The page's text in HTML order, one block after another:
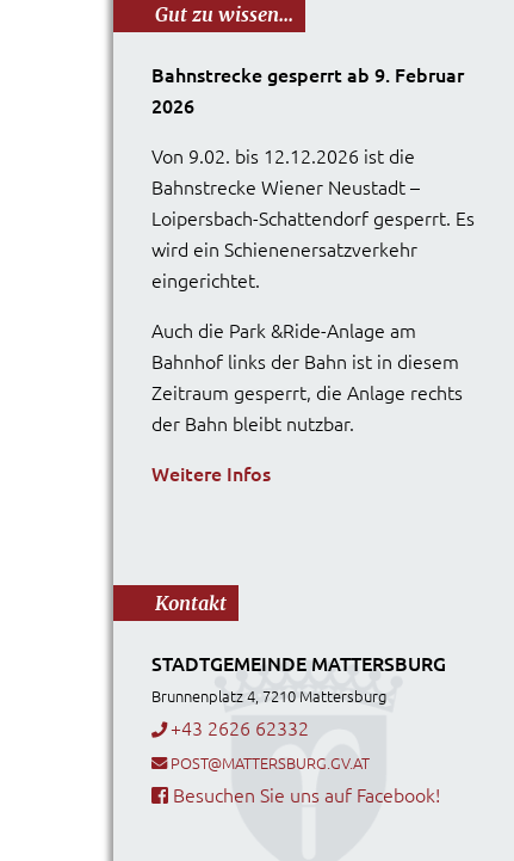
Gut zu wissen...
Bahnstrecke gesperrt ab 9. Februar
2026
Von 9.02. bis 12.12.2026 ist die
Bahnstrecke Wiener Neustadt –
Loipersbach-Schattendorf gesperrt. Es
wird ein Schienenersatzverkehr
eingerichtet.
Auch die Park &Ride-Anlage am
Bahnhof links der Bahn ist in diesem
Zeitraum gesperrt, die Anlage rechts
der Bahn bleibt nutzbar.
Weitere Infos
Kontakt
STADTGEMEINDE MATTERSBURG
Brunnenplatz 4, 7210 Mattersburg
+43 2626 62332
POST@MATTERSBURG.GV.AT
Besuchen Sie uns auf Facebook!